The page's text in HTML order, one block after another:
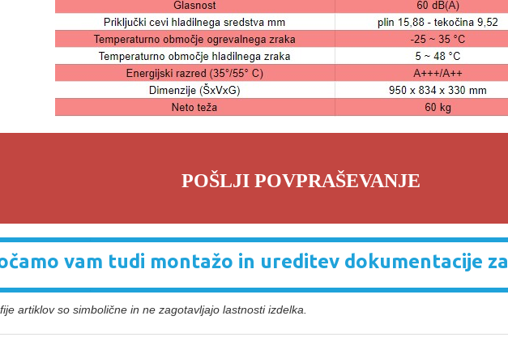
POŠLJI POVPRAŠEVANJE
vam tudi montažo in ureditev dokumentacije za
artiklov so simbolične in ne zagotavljajo lastnosti izdelka.